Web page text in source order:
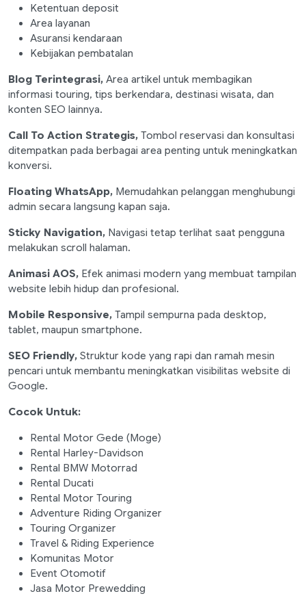
Ketentuan deposit
Area layanan
Asuransi kendaraan
Kebijakan pembatalan
Blog Terintegrasi, Area artikel untuk membagikan
informasi touring, tips berkendara, destinasi wisata, dan
konten SEO lainnya.
Call To Action Strategis, Tombol reservasi dan konsultasi
ditempatkan pada berbagai area penting untuk meningkatkan
konversi.
Floating WhatsApp, Memudahkan pelanggan menghubungi
admin secara langsung kapan saja.
Sticky Navigation, Navigasi tetap terlihat saat pengguna
melakukan scroll halaman.
Animasi AOS, Efek animasi modern yang membuat tampilan
website lebih hidup dan profesional.
Mobile Responsive, Tampil sempurna pada desktop,
tablet, maupun smartphone.
SEO Friendly, Struktur kode yang rapi dan ramah mesin
pencari untuk membantu meningkatkan visibilitas website di
Google.
Cocok Untuk:
Rental Motor Gede (Moge)
Rental Harley-Davidson
Rental BMW Motorrad
Rental Ducati
Rental Motor Touring
Adventure Riding Organizer
Touring Organizer
Travel & Riding Experience
Komunitas Motor
Event Otomotif
Jasa Motor Prewedding